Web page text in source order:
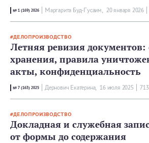
№ 1 (169) 2026 Маргарита Буд-Гусаим, 20 января 2026
ДЕЛОПРОИЗВОДСТВО
Летняя ревизия документов:
хранения, правила
акты, конфиденциальность
№ 7 (163) 2025 Дернович Екатерина, 16 июля 2025 713
ДЕЛОПРОИЗВОДСТВО
Докладная и служебная
от формы до содержания